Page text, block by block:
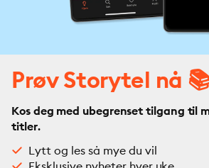
Prøv Storytel nå
Kos deg med ubegrenset tilgang til
titler.
Lytt og les så mye du vil